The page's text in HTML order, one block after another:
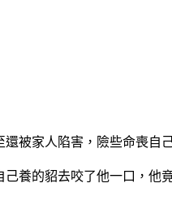
被家人陷害，險些命喪自
養的貂去咬了他一口，他